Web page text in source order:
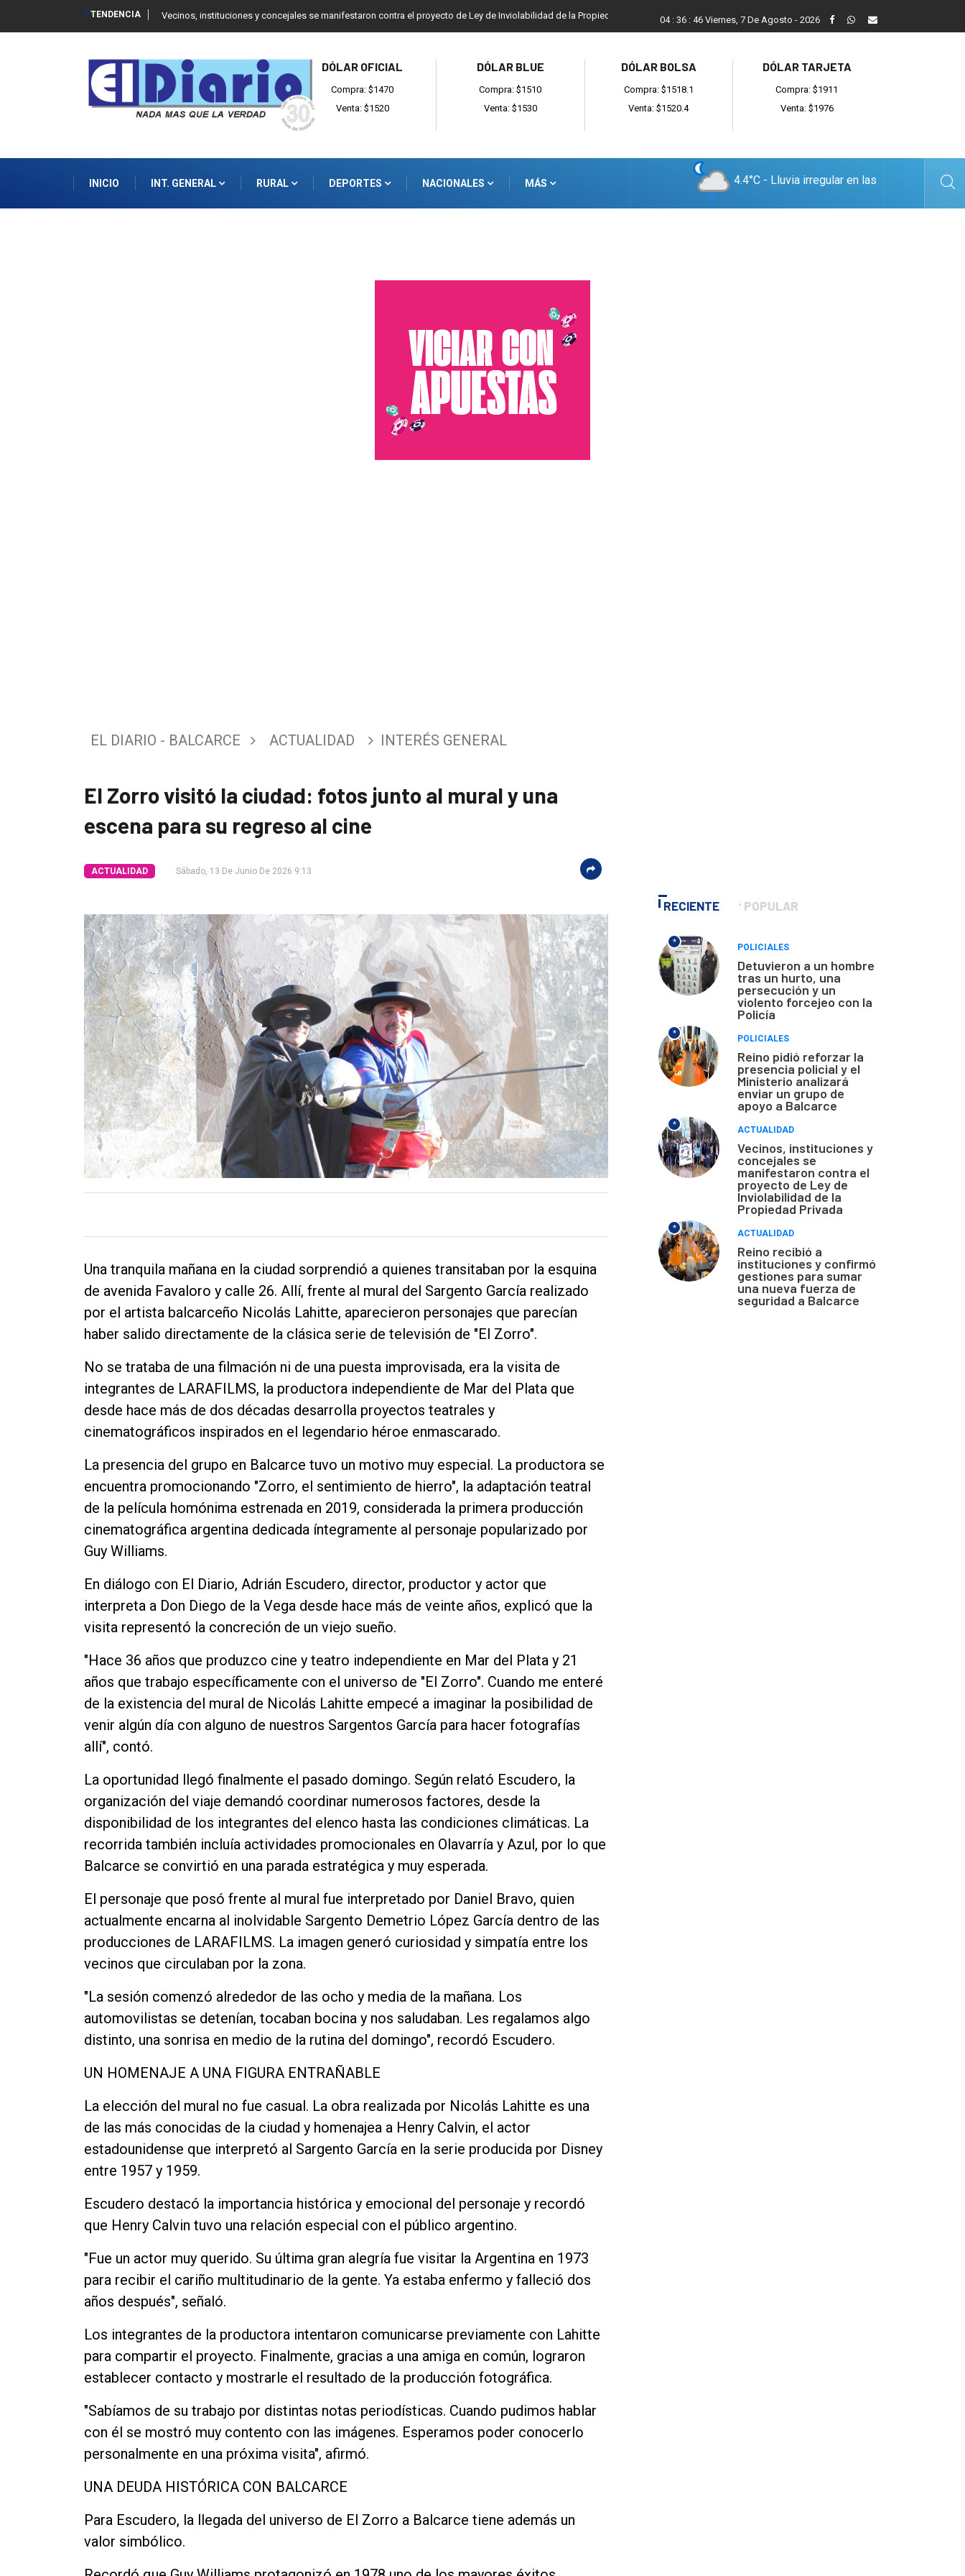
TENDENCIA Vecinos, instituciones y concejales se manifestaron contra el proyecto de Ley de Inviolabilidad de la Propiedad Privada Reino recibió a instituciones y confirmó gestiones para
04: 36 : 47 Viernes, 7 De Agosto - 2026
DÓLAR OFICIAL
Compra: $1470
Venta: $1520
DÓLAR BLUE
Compra: $1510
Venta: $1530
DÓLAR BOLSA
Compra: $1518.1
Venta: $1520.4
DÓLAR TARJETA
Compra: $1911
Venta: $1976
INICIO INT. GENERAL RURAL DEPORTES NACIONALES MÁS 4.4°C - Lluvia irregular en las
Entrevistas
Fúnebres
Empresa
Nosotros
Contacto
EL DIARIO - BALCARCE ACTUALIDAD INTERÉS GENERAL
El Zorro visitó la ciudad: fotos junto al mural y una
escena para su regreso al cine
ACTUALIDAD Sábado, 13 De Junio De 2026 9:13
Una tranquila mañana en la ciudad sorprendió a quienes transitaban por la esquina
de avenida Favaloro y calle 26. Allí, frente al mural del Sargento García realizado
por el artista balcarceño Nicolás Lahitte, aparecieron personajes que parecían
haber salido directamente de la clásica serie de televisión de "El Zorro".
No se trataba de una filmación ni de una puesta improvisada, era la visita de
integrantes de LARAFILMS, la productora independiente de Mar del Plata que
desde hace más de dos décadas desarrolla proyectos teatrales y
cinematográficos inspirados en el legendario héroe enmascarado.
La presencia del grupo en Balcarce tuvo un motivo muy especial. La productora se
encuentra promocionando "Zorro, el sentimiento de hierro", la adaptación teatral
de la película homónima estrenada en 2019, considerada la primera producción
cinematográfica argentina dedicada íntegramente al personaje popularizado por
Guy Williams.
En diálogo con El Diario, Adrián Escudero, director, productor y actor que
interpreta a Don Diego de la Vega desde hace más de veinte años, explicó que la
visita representó la concreción de un viejo sueño.
"Hace 36 años que produzco cine y teatro independiente en Mar del Plata y 21
años que trabajo específicamente con el universo de "El Zorro". Cuando me enteré
de la existencia del mural de Nicolás Lahitte empecé a imaginar la posibilidad de
venir algún día con alguno de nuestros Sargentos García para hacer fotografías
allí", contó.
La oportunidad llegó finalmente el pasado domingo. Según relató Escudero, la
organización del viaje demandó coordinar numerosos factores, desde la
disponibilidad de los integrantes del elenco hasta las condiciones climáticas. La
recorrida también incluía actividades promocionales en Olavarría y Azul, por lo que
Balcarce se convirtió en una parada estratégica y muy esperada.
El personaje que posó frente al mural fue interpretado por Daniel Bravo, quien
actualmente encarna al inolvidable Sargento Demetrio López García dentro de las
producciones de LARAFILMS. La imagen generó curiosidad y simpatía entre los
vecinos que circulaban por la zona.
"La sesión comenzó alrededor de las ocho y media de la mañana. Los
automovilistas se detenían, tocaban bocina y nos saludaban. Les regalamos algo
distinto, una sonrisa en medio de la rutina del domingo", recordó Escudero.
UN HOMENAJE A UNA FIGURA ENTRAÑABLE
La elección del mural no fue casual. La obra realizada por Nicolás Lahitte es una
de las más conocidas de la ciudad y homenajea a Henry Calvin, el actor
estadounidense que interpretó al Sargento García en la serie producida por Disney
entre 1957 y 1959.
Escudero destacó la importancia histórica y emocional del personaje y recordó
que Henry Calvin tuvo una relación especial con el público argentino.
"Fue un actor muy querido. Su última gran alegría fue visitar la Argentina en 1973
para recibir el cariño multitudinario de la gente. Ya estaba enfermo y falleció dos
años después", señaló.
Los integrantes de la productora intentaron comunicarse previamente con Lahitte
para compartir el proyecto. Finalmente, gracias a una amiga en común, lograron
establecer contacto y mostrarle el resultado de la producción fotográfica.
"Sabíamos de su trabajo por distintas notas periodísticas. Cuando pudimos hablar
con él se mostró muy contento con las imágenes. Esperamos poder conocerlo
personalmente en una próxima visita", afirmó.
UNA DEUDA HISTÓRICA CON BALCARCE
Para Escudero, la llegada del universo de El Zorro a Balcarce tiene además un
valor simbólico.
RECIENTE POPULAR
*
POLICIALES
Detuvieron a un hombre
tras un hurto, una
persecución y un
violento forcejeo con la
Policía
*
POLICIALES
Reino pidió reforzar la
presencia policial y el
Ministerio analizará
enviar un grupo de
apoyo a Balcarce
*
ACTUALIDAD
Vecinos, instituciones y
concejales se
manifestaron contra el
proyecto de Ley de
Inviolabilidad de la
Propiedad Privada
*
ACTUALIDAD
Reino recibió a
instituciones y confirmó
gestiones para sumar
una nueva fuerza de
seguridad a Balcarce